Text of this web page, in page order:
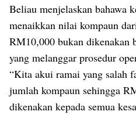
Beliau menjelaskan bahawa
menaikkan nilai kompaun
RM10,000 bukan dikenakan
yang melanggar prosedur
“Kita akui ramai yang salah
jumlah kompaun sehingga
dikenakan kepada semua